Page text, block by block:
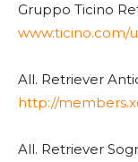
Gruppo Ticino
www.ticino.com/
All. Retriever
http://
All. Retriever